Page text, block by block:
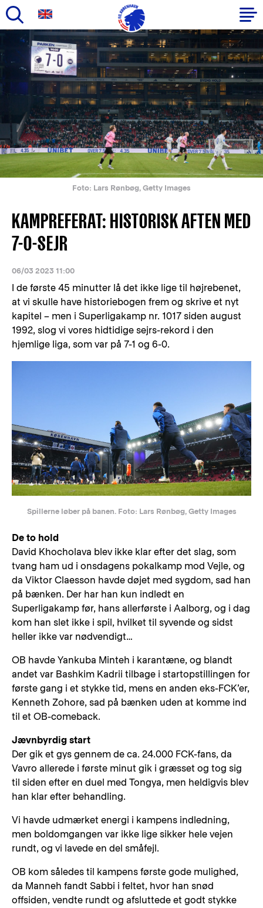
hovedindhold
Primær
navigation
Foto: Lars Rønbøg, Getty Images
KAMPREFERAT: HISTORISK AFTEN MED
7-0-SEJR
06/03 2023 11:00
I de første 45 minutter lå det ikke lige til højrebenet,
at vi skulle have historiebogen frem og skrive et nyt
kapitel – men i Superligakamp nr. 1017 siden august
1992, slog vi vores hidtidige sejrs-rekord i den
hjemlige liga, som var på 7-1 og 6-0.
Spillerne løber på banen. Foto: Lars Rønbøg, Getty Images
De to hold
David Khocholava blev ikke klar efter det slag, som
tvang ham ud i onsdagens pokalkamp mod Vejle, og
da Viktor Claesson havde døjet med sygdom, sad han
på bænken. Der har han kun indledt en
Superligakamp før, hans allerførste i Aalborg, og i dag
kom han slet ikke i spil, hvilket til syvende og sidst
heller ikke var nødvendigt…
OB havde Yankuba Minteh i karantæne, og blandt
andet var Bashkim Kadrii tilbage i startopstillingen for
første gang i et stykke tid, mens en anden eks-FCK’er,
Kenneth Zohore, sad på bænken uden at komme ind
til et OB-comeback.
Jævnbyrdig start
Der gik et gys gennem de ca. 24.000 FCK-fans, da
Vavro allerede i første minut gik i græsset og tog sig
til siden efter en duel med Tongya, men heldigvis blev
han klar efter behandling.
Vi havde udmærket energi i kampens indledning,
men boldomgangen var ikke lige sikker hele vejen
rundt, og vi lavede en del småfejl.
OB kom således til kampens første gode mulighed,
da Manneh fandt Sabbi i feltet, hvor han snød
offsiden, vendte rundt og afsluttede et godt stykke